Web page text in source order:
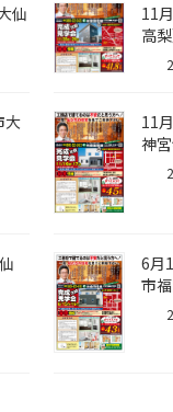
仙
11
高梨
大
11
神宮
6月
市福